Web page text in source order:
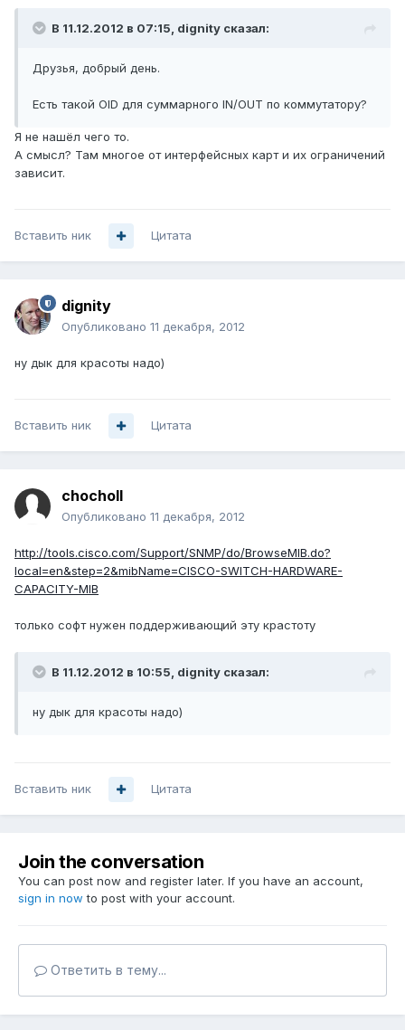
В 11.12.2012 в 07:15, dignity сказал:
Друзья, добрый день.
Есть такой OID для суммарного IN/OUT по коммутатору?
Я не нашёл чего то.
А смысл? Там многое от интерфейсных карт и их ограничений
зависит.
Вставить ник Цитата
dignity
Опубликовано 11 декабря, 2012
ну дык для красоты надо)
Вставить ник Цитата
chocholl
Опубликовано 11 декабря, 2012
http://tools.cisco.com/Support/SNMP/do/BrowseMIB.do?
local=en&step=2&mibName=CISCO-SWITCH-HARDWARE-
CAPACITY-MIB
только софт нужен поддерживающий эту крастоту
В 11.12.2012 в 10:55, dignity сказал:
ну дык для красоты надо)
Вставить ник Цитата
Join the conversation
You can post now and register later. If you have an account,
sign in now to post with your account.
Ответить в тему...